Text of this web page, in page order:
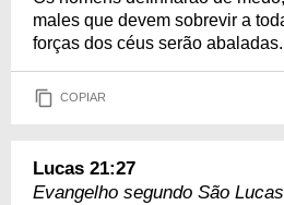
males que devem sobrevir a
forças dos céus serão abaladas.
COPIAR
Lucas 21:27
Evangelho segundo São